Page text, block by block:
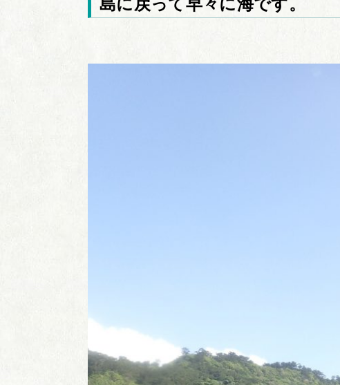
島に戻って早々に海です。